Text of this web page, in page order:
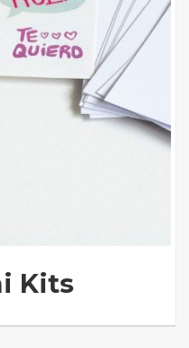
Kits